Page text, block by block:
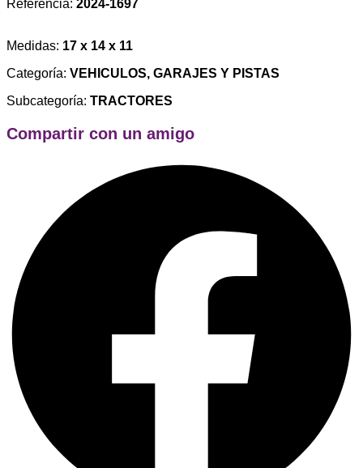
Referencia: 2024-1697
Medidas: 17 x 14 x 11
Categoría: VEHICULOS, GARAJES Y PISTAS
Subcategoría: TRACTORES
Compartir con un amigo